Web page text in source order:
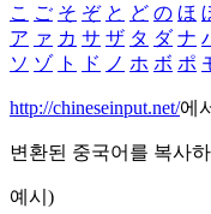
こ ご そ ぞ と ど の ほ
ア ァ カ サ ザ タ ダ ナ
ソ ゾ ト ド ノ ホ ボ ポ
http://chineseinput.net/에
변환된 중국어를 복사
예시)